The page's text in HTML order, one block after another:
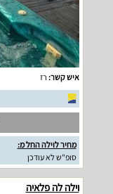
איש קשר: רז
מחיר לוילה החל מ:
סופ"ש לא עודכן
וילה לה פלאיה